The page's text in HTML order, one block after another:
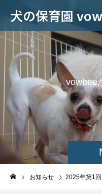
犬の保育園
vowbee
お知らせ 2025年第1回